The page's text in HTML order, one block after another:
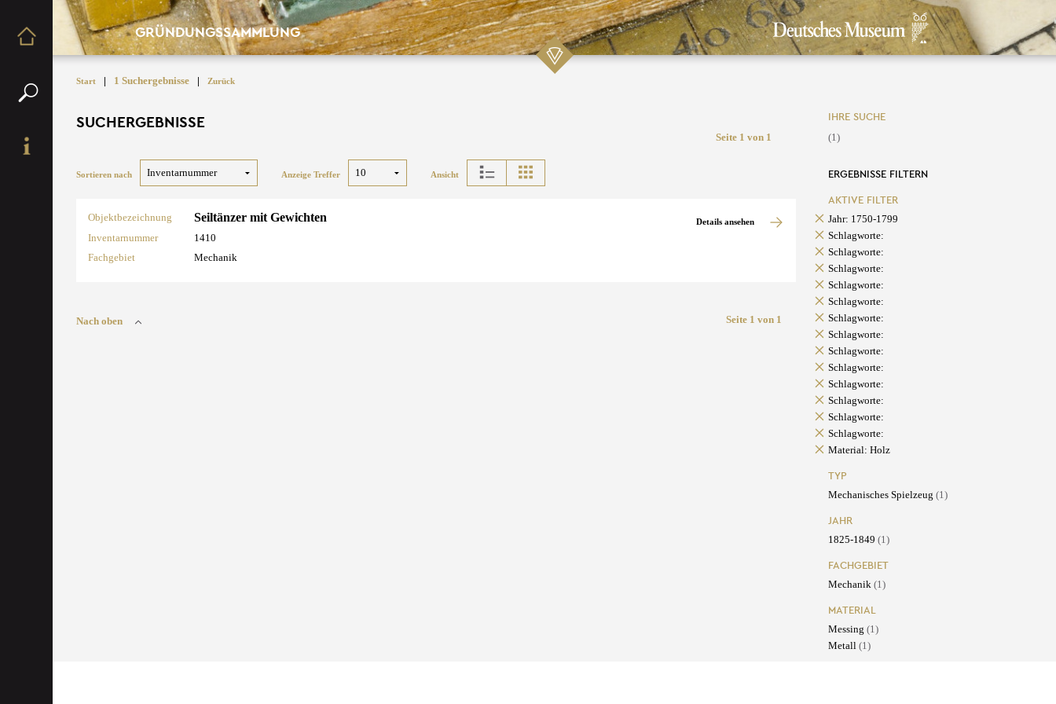
GRÜNDUNGSSAMMLUNG
Start | 1 Suchergebnisse | Zurück
SUCHERGEBNISSE
Seite 1 von 1
Sortieren nach Anzeige Treffer Ansicht
Objektbezeichnung Seiltänzer mit Gewichten
Inventarnummer
1410
Fachgebiet
Mechanik
Details ansehen
Nach oben Seite 1 von 1
IHRE SUCHE
(1)
ERGEBNISSE FILTERN
AKTIVE FILTER
Jahr: 1750-1799
Schlagworte:
Schlagworte:
Schlagworte:
Schlagworte:
Schlagworte:
Schlagworte:
Schlagworte:
Schlagworte:
Schlagworte:
Schlagworte:
Schlagworte:
Schlagworte:
Schlagworte:
Material: Holz
TYP
Mechanisches Spielzeug (1)
JAHR
1825-1849 (1)
FACHGEBIET
Mechanik (1)
MATERIAL
Messing (1)
Metall (1)